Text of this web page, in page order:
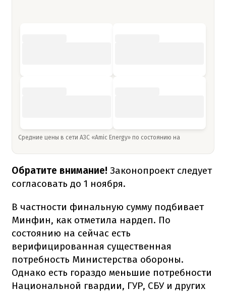
Средние цены в сети АЗС «Amic Energy» по состоянию на
Обратите внимание! Законопроект следует
согласовать до 1 ноября.
В частности финальную сумму подбивает
Минфин, как отметила нардеп. По
состоянию на сейчас есть
верифицированная существенная
потребность Министерства обороны.
Однако есть гораздо меньшие потребности
Национальной гвардии, ГУР, СБУ и других